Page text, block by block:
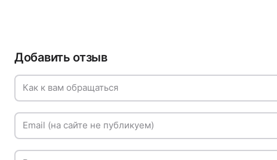
Добавить отзыв
Как к вам обращаться
Email (на сайте не публикуем)